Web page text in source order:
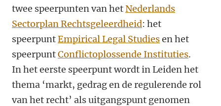
twee speerpunten van hetNederlands
Sectorplan Rechtsgeleerdheid: het
speerpuntEmpirical Legal Studiesen het
speerpuntConflictoplossende Instituties.
In het eerste speerpunt wordt in Leiden het
thema ‘markt, gedrag en de regulerende rol
van het recht’ als uitgangspunt genomen